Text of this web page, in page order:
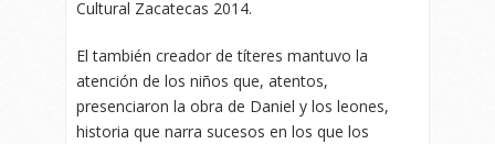
Cultural Zacatecas 2014.
El también creador de títeres mantuvo la
atención de los niños que, atentos,
presenciaron la obra de Daniel y los leones,
historia que narra sucesos en los que los